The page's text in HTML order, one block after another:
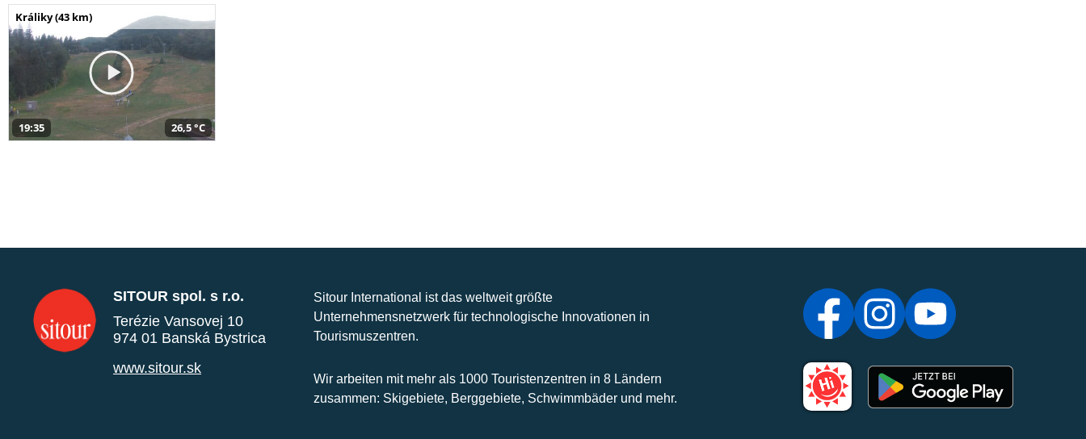
Králiky (43 km)
19:35 26,5 °C
SITOUR spol. s r.o.
Terézie Vansovej 10
974 01 Banská Bystrica
www.sitour.sk
Sitour International ist das weltweit größte
Unternehmensnetzwerk für technologische Innovationen in
Tourismuszentren.
Wir arbeiten mit mehr als 1000 Touristenzentren in 8 Ländern
zusammen: Skigebiete, Berggebiete, Schwimmbäder und mehr.